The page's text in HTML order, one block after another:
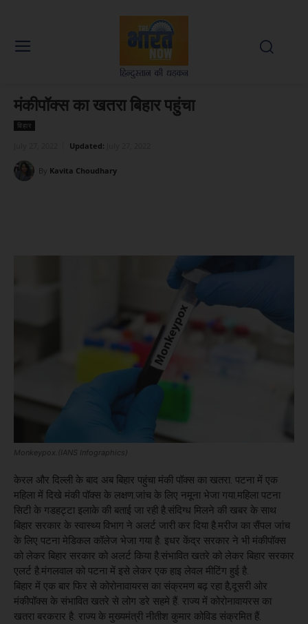
मंकीपॉक्स का खतरा बिहार पहुंचा
बिहार
Updated:
By Kavita Choudhary
Monkeypox.(IANS Infographics)
केरल और दिल्ली के बाद अब बिहार पहुंचा मंकी पॉक्स का खतरा. पटना में एक
महिला में दिखे मंकी पॉक्स के लक्षण.जांच के लिए नमूना भेजा गया.महिला पटना
सिटी के गडहट्टा इलाके की बताई जा रही है.संदिग्ध मिलने की खबर के साथ
बिहार सरकार के स्वास्थ्य विभाग ने अलर्ट जारी कर दिया है.मरीज का सैंपल जांच
के लिए पटना मेडिकल कॉलेज भेजा गया है. इधर केंद्र सरकार ने भी मंकीपॉक्स
को लेकर बिहार सरकार को अलर्ट किया है.संभावित खतरे को लेकर बिहार सरकार
एलर्ट है.मंगलवाल को पटना में इसे लेकर एक हाइ लेवल मीटिंग हुई है.
बिहार में एक बार फिर से कोरोनावायरस का संक्रमण बढ़ रहा है,दूसरी ओर
मंकीपॉक्स के संभावित खतरे से लोग डरे सहमे हैं. राज्य में कोरोनावायरस का
खतरा बरकरार है. राज्य के मुख्यमंत्री नीतीश कुमार कोविड संक्रमित हैं.